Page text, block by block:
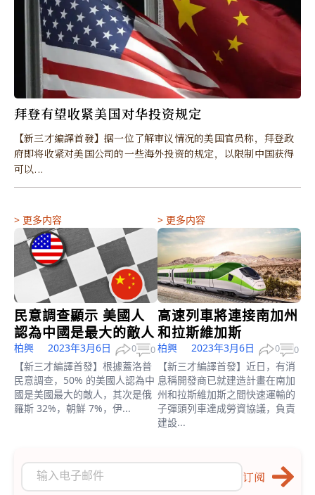
订阅
拜登有望收紧美国对华投资规定
【新三才編譯首發】据一位了解审议情况的美国官员称，拜登政
府即将收紧对美国公司的一些海外投资的规定，以限制中国获得
可以...
> 更多内容
民意調查顯示 美國人
認為中國是最大的敵人
柏興 2023年3月6日 0 0
【新三才編譯首發】根據蓋洛普
民意調查，50% 的美國人認為中
國是美國最大的敵人，其次是俄
羅斯 32%，朝鮮 7%，伊...
> 更多内容
高速列車將連接南加州
和拉斯維加斯
柏興 2023年3月6日 0 0
【新三才編譯首發】近日，有消
息稱開發商已就建造計畫在南加
州和拉斯維加斯之間快速運輸的
子彈頭列車達成勞資協議，負責
建設...